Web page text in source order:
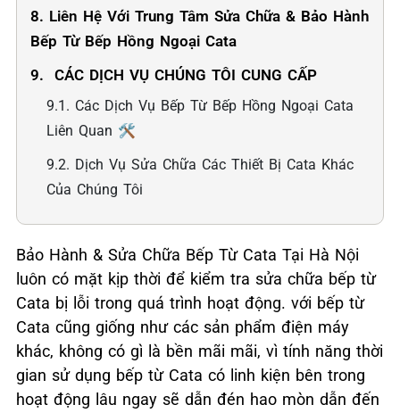
8. Liên Hệ Với Trung Tâm Sửa Chữa & Bảo Hành
Bếp Từ Bếp Hồng Ngoại Cata
9. ️ CÁC DỊCH VỤ CHÚNG TÔI CUNG CẤP
9.1. Các Dịch Vụ Bếp Từ Bếp Hồng Ngoại Cata
Liên Quan 🛠️
9.2. Dịch Vụ Sửa Chữa Các Thiết Bị Cata Khác
Của Chúng Tôi
Bảo Hành & Sửa Chữa Bếp Từ Cata Tại Hà Nội
luôn có mặt kịp thời để kiểm tra sửa chữa bếp từ
Cata bị lỗi trong quá trình hoạt động. với bếp từ
Cata cũng giống như các sản phẩm điện máy
khác, không có gì là bền mãi mãi, vì tính năng thời
gian sử dụng bếp từ Cata có linh kiện bên trong
hoạt động lâu ngay sẽ dẫn đén hao mòn dẫn đến